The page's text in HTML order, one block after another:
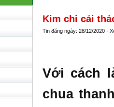
Kim chi cải
Tin đăng ngày: 28/12/2020 -
Với cách
chua